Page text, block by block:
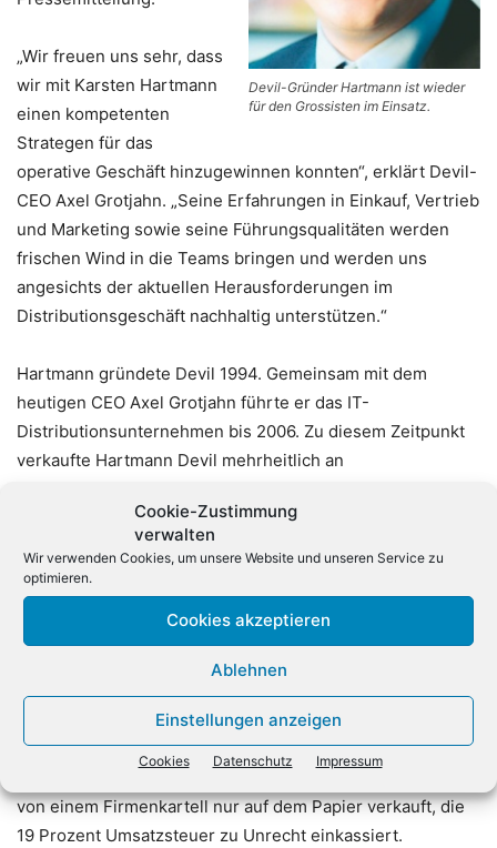
Cookie-Zustimmung
verwalten
Wir verwenden Cookies, um unsere Website und unseren Service zu
optimieren.
Cookies akzeptieren
Ablehnen
Einstellungen anzeigen
Cookies Datenschutz Impressum
Devil-Gründer Hartmann ist wieder
für den Grossisten im Einsatz.
„Wir freuen uns sehr, dass
wir mit Karsten Hartmann
einen kompetenten
Strategen für das
operative Geschäft hinzugewinnen konnten“, erklärt Devil-
CEO Axel Grotjahn. „Seine Erfahrungen in Einkauf, Vertrieb
und Marketing sowie seine Führungsqualitäten werden
frischen Wind in die Teams bringen und werden uns
angesichts der aktuellen Herausforderungen im
Distributionsgeschäft nachhaltig unterstützen.“
Hartmann gründete Devil 1994. Gemeinsam mit dem
heutigen CEO Axel Grotjahn führte er das IT-
Distributionsunternehmen bis 2006. Zu diesem Zeitpunkt
verkaufte Hartmann Devil mehrheitlich an
ging. Dem Manager gelang damals die Rücküberführung
der Devil AG in das Eigentum des Braunschweiger
Managements.
Möglicherweise kehrt Hartmann auch diesmal wieder als
„Feuerwehrmann“ zurück. Devil sieht sich mit
Anschuldigungen in einem Artikel des
Nachrichtenmagazins Focus konfrontiert: Das Magazin
berichtet über den „Millionen-Steuergeldbetrug“. Es gehe
von einem Firmenkartell nur auf dem Papier verkauft, die
19 Prozent Umsatzsteuer zu Unrecht einkassiert.